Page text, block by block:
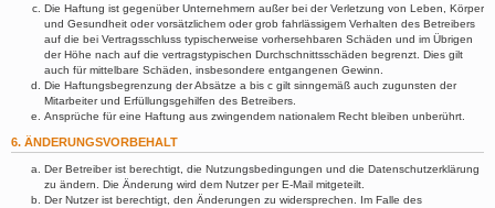
Die Haftung ist gegenüber Unternehmern außer bei der Verletzung von Leben, Körper
und Gesundheit oder vorsätzlichem oder grob fahrlässigem Verhalten des Betreibers
auf die bei Vertragsschluss typischerweise vorhersehbaren Schäden und im Übrigen
der Höhe nach auf die vertragstypischen Durchschnittsschäden begrenzt. Dies gilt
auch für mittelbare Schäden, insbesondere entgangenen Gewinn.
Die Haftungsbegrenzung der Absätze a bis c gilt sinngemäß auch zugunsten der
Mitarbeiter und Erfüllungsgehilfen des Betreibers.
Ansprüche für eine Haftung aus zwingendem nationalem Recht bleiben unberührt.
6. ÄNDERUNGSVORBEHALT
Der Betreiber ist berechtigt, die Nutzungsbedingungen und die Datenschutzerklärung
zu ändern. Die Änderung wird dem Nutzer per E-Mail mitgeteilt.
Der Nutzer ist berechtigt, den Änderungen zu widersprechen. Im Falle des